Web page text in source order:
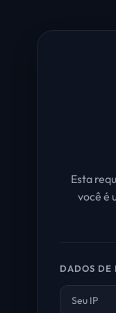
Esta
você é
DADOS DE
Seu IP